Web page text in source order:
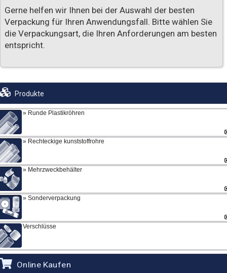
Gerne helfen wir Ihnen bei der Auswahl der besten
Verpackung für Ihren Anwendungsfall. Bitte wählen Sie
die Verpackungsart, die Ihren Anforderungen am besten
entspricht.
Produkte
Runde Plastikröhren
Rechteckige kunststoffrohre
Mehrzweckbehälter
Sonderverpackung
Verschlüsse
Online Kaufen